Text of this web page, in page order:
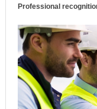
Professional